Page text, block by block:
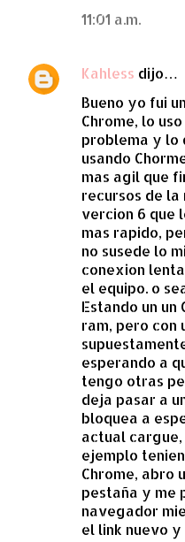
11:01 a.m.
Kahless dijo…
Bueno yo fui
Chrome, lo
problema y lo
usando
mas agil que
recursos de la
vercion 6 que
mas rapido,
no susede lo
conexion
el equipo. o
Estando un un
ram, pero con
esperando a
tengo otras
deja pasar a
bloquea a
actual cargue,
ejemplo
Chrome, abro
pestaña y me
navegador
el link nuevo y